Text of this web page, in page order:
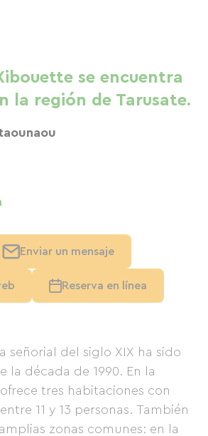
señorial del siglo XIX ha sido
la década de 1990. En la
tres habitaciones con
11 y 13 personas. También
zonas comunes: en la
se encuentra
la región de Tarusate.
Enviar un mensaje
Reserva en línea